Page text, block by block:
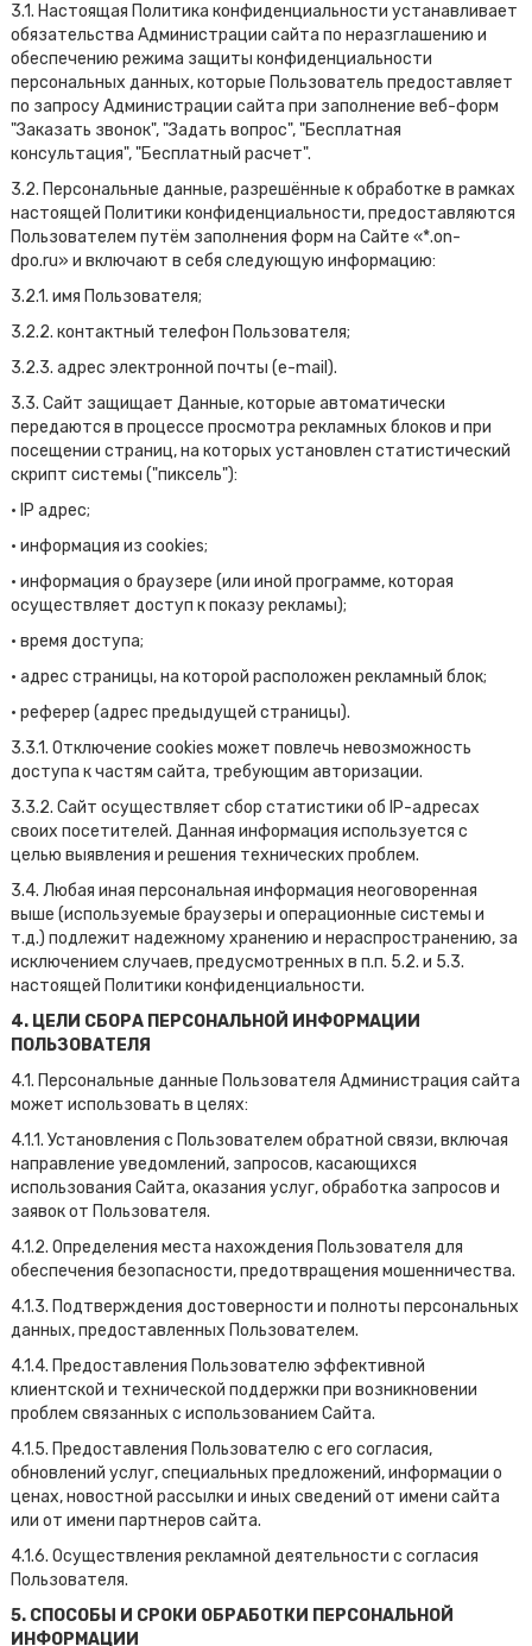
3.1. Настоящая Политика конфиденциальности устанавливает
обязательства Администрации сайта по неразглашению и
обеспечению режима защиты конфиденциальности
персональных данных, которые Пользователь предоставляет
по запросу Администрации сайта при заполнение веб-форм
"Заказать звонок", "Задать вопрос", "Бесплатная
консультация", "Бесплатный расчет".
3.2. Персональные данные, разрешённые к обработке в рамках
настоящей Политики конфиденциальности, предоставляются
Пользователем путём заполнения форм на Сайте «*.on-
dpo.ru» и включают в себя следующую информацию:
3.2.1. имя Пользователя;
3.2.2. контактный телефон Пользователя;
3.2.3. адрес электронной почты (e-mail).
3.3. Сайт защищает Данные, которые автоматически
передаются в процессе просмотра рекламных блоков и при
посещении страниц, на которых установлен статистический
скрипт системы ("пиксель"):
• IP адрес;
• информация из cookies;
• информация о браузере (или иной программе, которая
осуществляет доступ к показу рекламы);
• время доступа;
• адрес страницы, на которой расположен рекламный блок;
• реферер (адрес предыдущей страницы).
3.3.1. Отключение cookies может повлечь невозможность
доступа к частям сайта, требующим авторизации.
3.3.2. Сайт осуществляет сбор статистики об IP-адресах
своих посетителей. Данная информация используется с
целью выявления и решения технических проблем.
3.4. Любая иная персональная информация неоговоренная
выше (используемые браузеры и операционные системы и
т.д.) подлежит надежному хранению и нераспространению, за
исключением случаев, предусмотренных в п.п. 5.2. и 5.3.
настоящей Политики конфиденциальности.
4. ЦЕЛИ СБОРА ПЕРСОНАЛЬНОЙ ИНФОРМАЦИИ
ПОЛЬЗОВАТЕЛЯ
4.1. Персональные данные Пользователя Администрация сайта
может использовать в целях:
4.1.1. Установления с Пользователем обратной связи, включая
направление уведомлений, запросов, касающихся
использования Сайта, оказания услуг, обработка запросов и
заявок от Пользователя.
4.1.2. Определения места нахождения Пользователя для
обеспечения безопасности, предотвращения мошенничества.
4.1.3. Подтверждения достоверности и полноты персональных
данных, предоставленных Пользователем.
4.1.4. Предоставления Пользователю эффективной
клиентской и технической поддержки при возникновении
проблем связанных с использованием Сайта.
4.1.5. Предоставления Пользователю с его согласия,
обновлений услуг, специальных предложений, информации о
ценах, новостной рассылки и иных сведений от имени сайта
или от имени партнеров сайта.
4.1.6. Осуществления рекламной деятельности с согласия
Пользователя.
5. СПОСОБЫ И СРОКИ ОБРАБОТКИ ПЕРСОНАЛЬНОЙ
ИНФОРМАЦИИ